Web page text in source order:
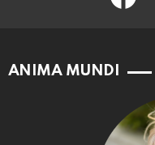
ANIMA MUNDI